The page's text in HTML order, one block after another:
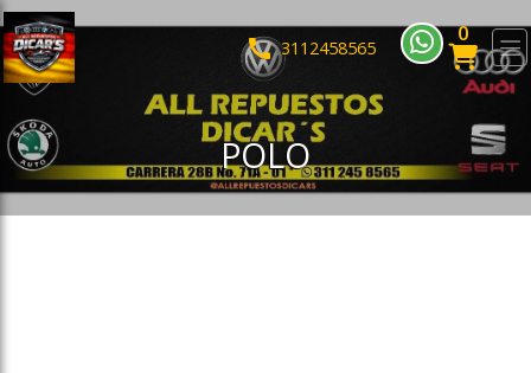
slideout menu. 3112458565
0
POLO